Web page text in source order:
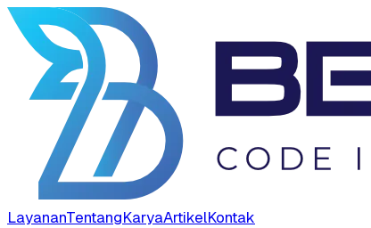
LayananTentangKaryaArtikelKontak